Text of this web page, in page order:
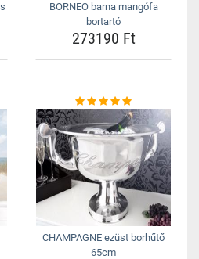
BORNEO barna mangófa
bortartó
273190 Ft
CHAMPAGNE ezüst borhűtő
65cm